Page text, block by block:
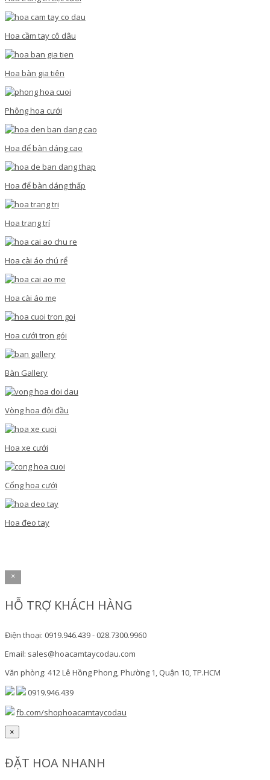
Hoa cầm tay cô dâu
Hoa bàn gia tiên
Phông hoa cưới
Hoa để bàn dáng cao
Hoa để bàn dáng thấp
Hoa trang trí
Hoa cài áo chú rể
Hoa cài áo mẹ
Hoa cưới trọn gói
Bàn Gallery
Vòng hoa đội đầu
Hoa xe cưới
Cổng hoa cưới
Hoa đeo tay
×
HỖ TRỢ KHÁCH HÀNG
Điện thoại: 0919.946.439 - 028.7300.9960
Email: sales@hoacamtaycodau.com
Văn phòng: 412 Lê Hồng Phong, Phường 1, Quận 10, TP.HCM
0919.946.439
fb.com/shophoacamtaycodau
×
ĐẶT HOA NHANH